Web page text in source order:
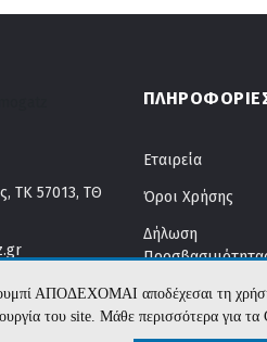
ΤΚ 57013, ΤΘ
Εταιρεία
Όροι Χρήσης
Δήλωση
Αποστολές &
Εγγυήσεις &
ΑΠΟΔΕΧΟΜΑΙ αποδέχεσαι τη
του site. Μάθε περισσότερα για